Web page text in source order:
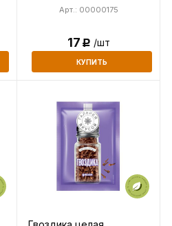
Арт.: 00000175
17Р /шт
КУПИТЬ